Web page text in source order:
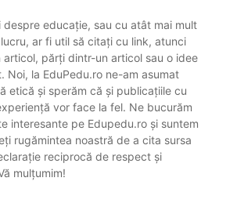
despre educație, sau cu atât mai mult
ar fi util să citați cu link, atunci
părți dintr-un articol sau o idee
Noi, la EduPedu.ro ne-am asumat
etică și sperăm că și publicațiile cu
vor face la fel. Ne bucurăm
interesante pe Edupedu.ro și suntem
rugămintea noastră de a cita sursa
reciprocă de respect și
mulțumim!